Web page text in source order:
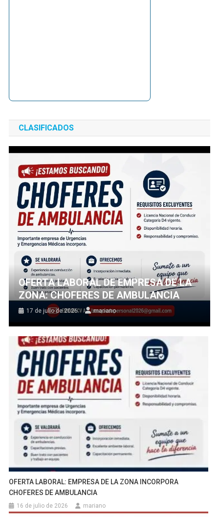
CLASIFICADOS
OFERTA LABORAL DE EMPRESA DE LA
ZONA: CHOFERES DE AMBULANCIA
17 de julio de 2026 mariano
OFERTA LABORAL: EMPRESA DE LA ZONA INCORPORA
CHOFERES DE AMBULANCIA
16 de julio de 2026 mariano